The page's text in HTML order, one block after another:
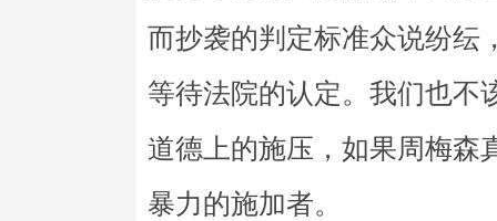
而抄袭的判定标准众说纷纭
等待法院的认定。我们也不
道德上的施压，如果周梅森
暴力的施加者。